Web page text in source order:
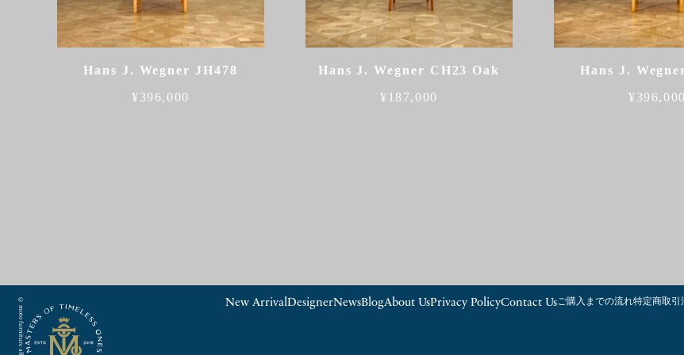
Hans J. Wegner JH478
¥396,000
Hans J. Wegner CH23 Oak
¥ 187,000
Hans J.
¥396,000
New ArrivalDesignerNewsBlogAbout UsPrivacy PolicyContact Usご購入までの流れ特定商取引